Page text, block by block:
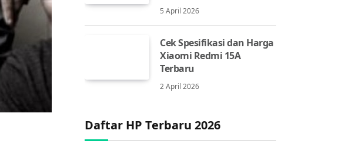
5 April 2026
Cek Spesifikasi dan Harga
Xiaomi Redmi 15A
Terbaru
2 April 2026
Daftar HP Terbaru 2026